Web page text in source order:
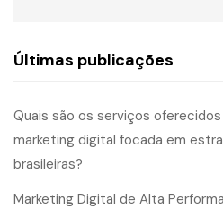
Últimas publicações
Quais são os serviços
marketing digital focada em
brasileiras?
Marketing Digital de Alta